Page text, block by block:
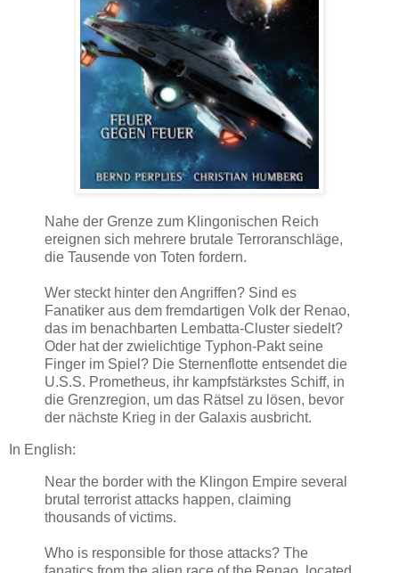
Nahe der Grenze zum Klingonischen Reich
ereignen sich mehrere brutale Terroranschläge,
die Tausende von Toten fordern.
Wer steckt hinter den Angriffen? Sind es
Fanatiker aus dem fremdartigen Volk der Renao,
das im benachbarten Lembatta-Cluster siedelt?
Oder hat der zwielichtige Typhon-Pakt seine
Finger im Spiel? Die Sternenflotte entsendet die
U.S.S. Prometheus, ihr kampfstärkstes Schiff, in
die Grenzregion, um das Rätsel zu lösen, bevor
der nächste Krieg in der Galaxis ausbricht.
In English:
Near the border with the Klingon Empire several
brutal terrorist attacks happen, claiming
thousands of victims.
Who is responsible for those attacks? The